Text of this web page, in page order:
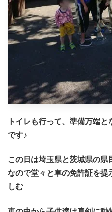
トイレも行って、準備万端
です♪
この日は埼玉県と茨城県の県
なので堂々と車の免許証を提
しむ